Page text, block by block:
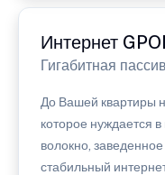
Интернет
Гигабитная
До Вашей квартиры
которое нуждается
волокно,
стабильный